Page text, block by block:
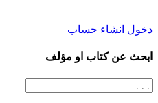
دخول انشاء حساب
ابحث عن كتاب او مؤلف